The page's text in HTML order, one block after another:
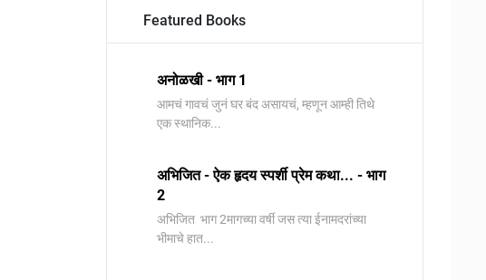
Featured Books
अनोळखी - भाग 1
आमचं गावचं जुनं घर बंद असायचं, म्हणून आम्ही तिथे
एक स्थानिक...
अभिजित - ऐक हृदय स्पर्शी प्रेम कथा... - भाग
2
️अभिजित ️ भाग 2मागच्या वर्षी जस त्या ईनामदरांच्या
भीमाचे हात...